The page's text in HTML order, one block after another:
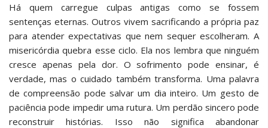
Há quem carregue culpas antigas como se fossem
sentenças eternas. Outros vivem sacrificando a própria paz
para atender expectativas que nem sequer escolheram. A
misericórdia quebra esse ciclo. Ela nos lembra que ninguém
cresce apenas pela dor. O sofrimento pode ensinar, é
verdade, mas o cuidado também transforma. Uma palavra
de compreensão pode salvar um dia inteiro. Um gesto de
paciência pode impedir uma rutura. Um perdão sincero pode
reconstruir histórias. Isso não significa abandonar